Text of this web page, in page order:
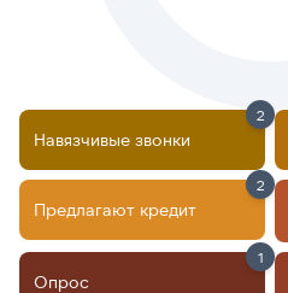
Навязчивые звонки
2
Предлагают кредит
2
Опрос
1